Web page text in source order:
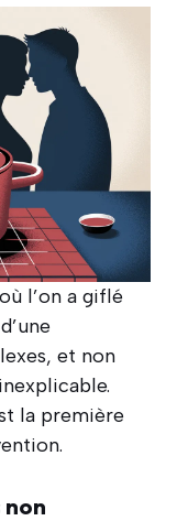
l’on a giflé
et non
la première
non